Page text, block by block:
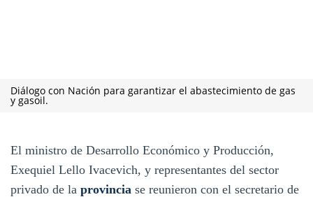
Diálogo con Nación para garantizar el abastecimiento de gas
y gasoil.
El ministro de Desarrollo Económico y Producción,
Exequiel Lello Ivacevich, y representantes del sector
privado de la provincia se reunieron con el secretario de